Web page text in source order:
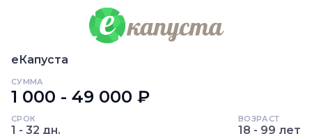
еКапуста
СУММА
1 000 - 49 000 ₽
СРОК
1 - 32 дн.
ВОЗРАСТ
18 - 99 лет